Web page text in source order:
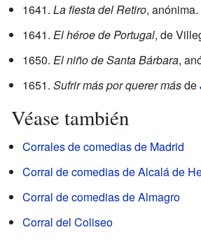
1641. La fiesta del Retiro, anónima.
1641. El héroe de Portugal, de
1650. El niño de Santa Bárbara,
1651. Sufrir más por querer másde
Véase también
Corrales de comedias de Madrid
Corral de comedias de Alcalá de
Corral de comedias de Almagro
Corral del Coliseo